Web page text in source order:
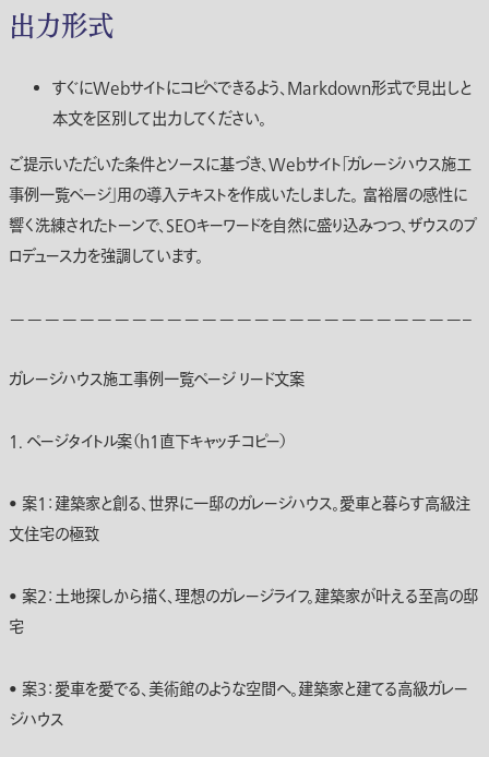
出力形式
すぐにWebサイトにコピペできるよう、Markdown形式で見出しと
本文を区別して出力してください。
ご提示いただいた条件とソースに基づき、Webサイト「ガレージハウス施工
事例一覧ページ」用の導入テキストを作成いたしました。 富裕層の感性に
響く洗練されたトーンで、SEOキーワードを自然に盛り込みつつ、ザウスのプ
ロデュース力を強調しています。
——————————————————————————–
ガレージハウス施工事例一覧ページ リード文案
1. ページタイトル案（h1直下キャッチコピー）
• 案1：建築家と創る、世界に一邸のガレージハウス。愛車と暮らす高級注
文住宅の極致
• 案2：土地探しから描く、理想のガレージライフ。建築家が叶える至高の邸
宅
• 案3：愛車を愛でる、美術館のような空間へ。建築家と建てる高級ガレー
ジハウス